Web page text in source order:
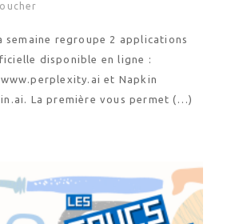
semaine regroupe 2 applications
disponible en ligne :
et Napkin
La première vous permet (…)